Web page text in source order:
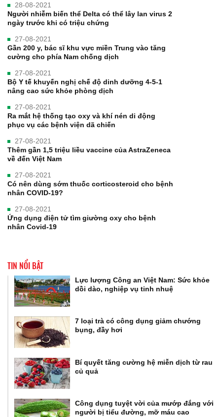
28-08-2021
Người nhiễm biến thể Delta có thể lây lan virus 2
ngày trước khi có triệu chứng
27-08-2021
Gần 200 y, bác sĩ khu vực miền Trung vào tăng
cường cho phía Nam chống dịch
27-08-2021
Bộ Y tế khuyến nghị chế độ dinh dưỡng 4-5-1
nâng cao sức khỏe phòng dịch
27-08-2021
Ra mắt hệ thống tạo oxy và khí nén di động
phục vụ các bệnh viện dã chiến
27-08-2021
Thêm gần 1,5 triệu liều vaccine của AstraZeneca
về đến Việt Nam
27-08-2021
Có nên dùng sớm thuốc corticosteroid cho bệnh
nhân COVID-19?
27-08-2021
Ứng dụng điện tử tìm giường oxy cho bệnh
nhân Covid-19
TIN NỔI BẬT
Lực lượng Công an Việt Nam: Sức khỏe
dồi dào, nghiệp vụ tinh nhuệ
7 loại trà có công dụng giảm chướng
bụng, đầy hơi
Bí quyết tăng cường hệ miễn dịch từ rau
củ quả
Công dụng tuyệt vời của mướp đắng với
người bị tiểu đường, mỡ máu cao